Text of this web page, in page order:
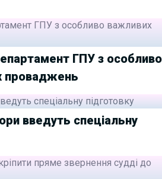
ГПУ з особливо
проваджень
введуть спеціальну